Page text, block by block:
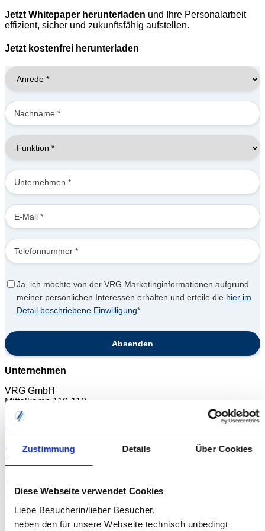
Zustimmung Details Über Cookies
Diese Webseite verwendet Cookies
Liebe Besucherin/lieber Besucher,
neben den für unsere Webseite technisch unbedingt
Jetzt Whitepaper herunterladen und Ihre Personalarbeit
effizient, sicher und zukunftsfähig aufstellen.
Jetzt kostenfrei herunterladen
Ja, ich möchte von der VRG Marketinginformationen aufgrund
meiner persönlichen Interessen erhalten und erteile die hier im
Detail beschriebene Einwilligung*.
Absenden
Unternehmen
VRG GmbH
Mittelkamp 110-118
26125 Oldenburg
Kontakt & Anfahrt
Hinter den Kulissen
Nachhaltigkeit
Geschäftsbereiche
Die VRG steht mit viel Erfahrung für digitale Prozesse,
Software und Services: